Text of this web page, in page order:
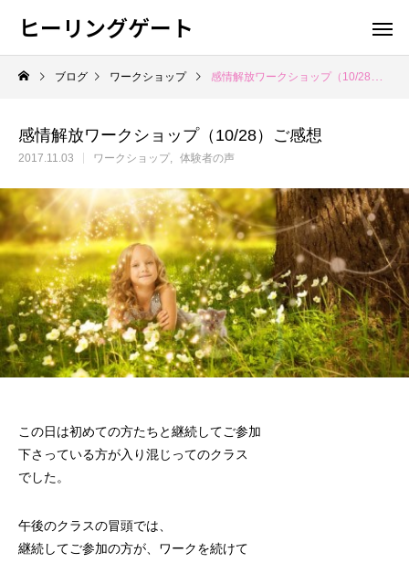
ヒーリングゲート
ブログ ワークショップ 感情解放ワークショップ（10/28）ご感想
感情解放ワークショップ（10/28）ご感想
2017.11.03 ワークショップ 体験者の声
この日は初めての方たちと継続してご参加
下さっている方が入り混じってのクラス
でした。
午後のクラスの冒頭では、
継続してご参加の方が、ワークを続けて